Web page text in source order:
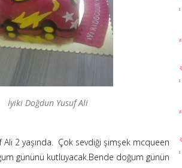
İyiki Doğdun Yusuf Ali
Ali 2 yaşında. Çok sevdiği şimşek mcqueen
gününü kutluyacak.Bende doğum günün